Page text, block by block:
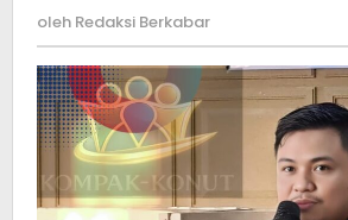
Redaksi
oleh Redaksi Berkabar